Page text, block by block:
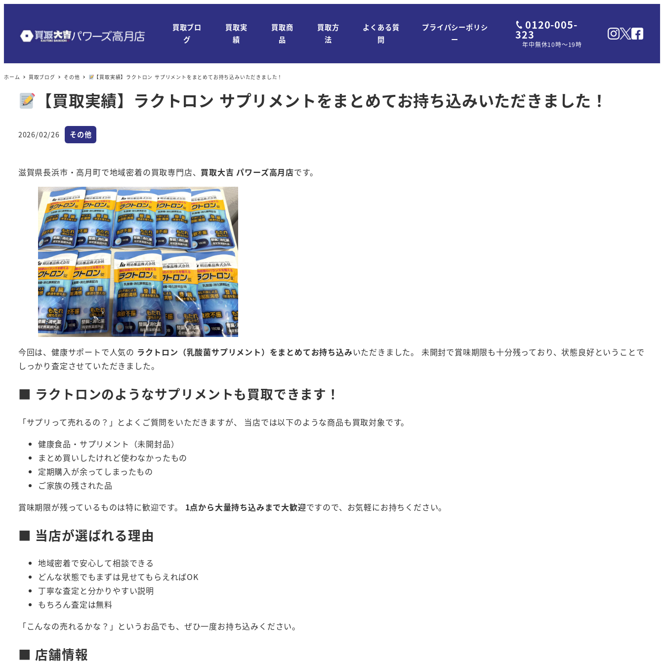
ン
テ
買取ブロ
グ
買取実
績
買取商
品
買取方
法
よくある質
問
プライパシーポリシ
ー
0120-005-
323
年中無休10時～19時
ホーム 買取ブログ その他 【買取実績】ラクトロン サプリメントをまとめてお持ち込みいただきました！
【買取実績】ラクトロン サプリメントをまとめてお持ち込みいただきました！
投稿日
2026/02/26 カテゴリー
その他
滋賀県長浜市・高月町で地域密着の買取専門店、 買取大吉 パワーズ高月店です。
今回は、健康サポートで人気の ラクトロン（乳酸菌サプリメント）をまとめてお持ち込みいただきました。 未開封で賞味期限も十分残っており、状態良好ということで
しっかり査定させていただきました。
■ ラクトロンのようなサプリメントも買取できます！
「サプリって売れるの？」とよくご質問をいただきますが、 当店では以下のような商品も買取対象です。
健康食品・サプリメント（未開封品）
まとめ買いしたけれど使わなかったもの
定期購入が余ってしまったもの
ご家族の残された品
賞味期限が残っているものは特に歓迎です。 1点から大量持ち込みまで大歓迎ですので、お気軽にお持ちください。
■ 当店が選ばれる理由
地域密着で安心して相談できる
どんな状態でもまずは見せてもらえればOK
丁寧な査定と分かりやすい説明
もちろん査定は無料
「こんなの売れるかな？」というお品でも、ぜひ一度お持ち込みください。
■ 店舗情報